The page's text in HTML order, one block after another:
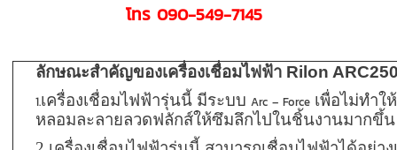
โทร 090-549-7145
ลักษณะสำคัญของเครื่องเชื่อมไฟฟ้า Rilon
1.เครื่องเชื่อมไฟฟ้ารุ่นนี้ มีระบบ Arc – Force เพื่อไม่ทำ
หลอมละลายลวดฟลักส์ให้ซึมลึกไปในชิ้นงานมากขึ้น